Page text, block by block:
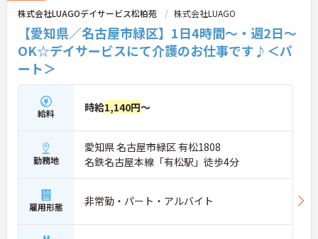
株式会社LUAGOデイサービス松柏苑 株式会社LUAGO
【愛知県／名古屋市緑区】1日4時間～・週2日～
OK☆デイサービスにて介護のお仕事です♪＜パ
ート＞
給料 時給1,140円～
勤務地
愛知県 名古屋市緑区 有松1808
名鉄名古屋本線「有松駅」徒歩4分
雇用形態 非常勤・パート・アルバイト